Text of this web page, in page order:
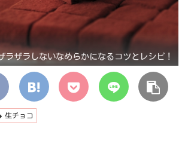
ラザラしないなめらかになるコツとレシピ！
生チョコ